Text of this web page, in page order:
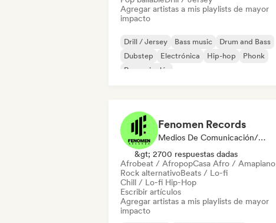
Agregar artistas a mis playlists de mayor
impacto
Drill / Jersey Bass music
Drum and Bass
Dubstep
Electrónica Hip-hop
Phonk
Rap en inglés
Fenomen Records
Medios De Comunicación/Periodista, Playlist Curator
&gt; 2700 respuestas dadas
Afrobeat / AfropopCasa Afro / Amapiano
Rock alternativoBeats / Lo-fi
Chill / Lo-fi Hip-Hop
Escribir artículos
Agregar artistas a mis playlists de mayor
impacto